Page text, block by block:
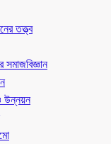
তত্ত্ব
উন্নয়ন